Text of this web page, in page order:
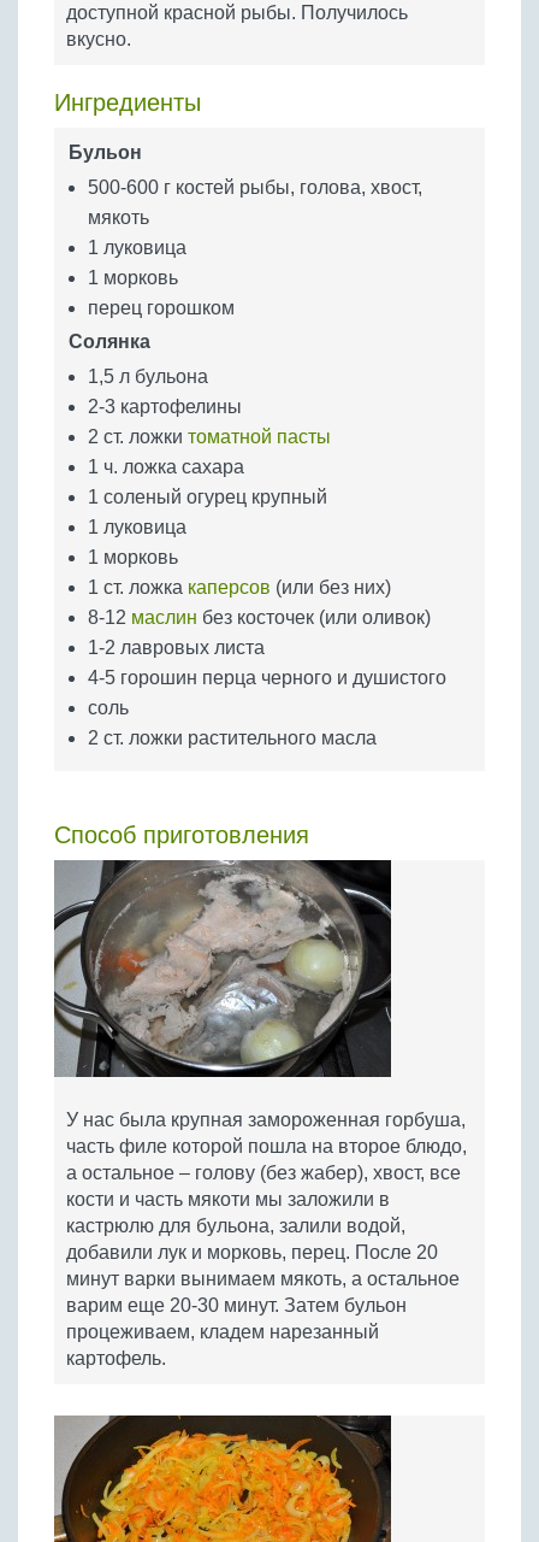
Бобовые
Яйца
доступной красной рыбы. Получилось
вкусно.
Ингредиенты
Бульон
500-600 г костей рыбы, голова, хвост,
мякоть
1 луковица
1 морковь
перец горошком
Солянка
1,5 л бульона
2-3 картофелины
2 ст. ложки томатной пасты
1 ч. ложка сахара
1 соленый огурец крупный
1 луковица
1 морковь
1 ст. ложка каперсов (или без них)
8-12 маслин без косточек (или оливок)
1-2 лавровых листа
4-5 горошин перца черного и душистого
соль
2 ст. ложки растительного масла
Способ приготовления
У нас была крупная замороженная горбуша,
часть филе которой пошла на второе блюдо,
а остальное – голову (без жабер), хвост, все
кости и часть мякоти мы заложили в
кастрюлю для бульона, залили водой,
добавили лук и морковь, перец. После 20
минут варки вынимаем мякоть, а остальное
варим еще 20-30 минут. Затем бульон
процеживаем, кладем нарезанный
картофель.